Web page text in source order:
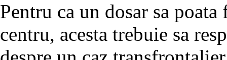
Pentru ca un dosar sa
centru, acesta trebuie sa